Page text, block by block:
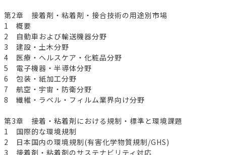
第2章 接着剤・粘着剤・接合技術の用途別市場
1 概要
2 自動車および輸送機器分野
3 建設・土木分野
4 医療・ヘルスケア・化粧品分野
5 電子機器・半導体分野
6 包装・紙加工分野
7 航空・宇宙・防衛分野
8 繊維・ラベル・フィルム業界向け分野
第3章 接着・粘着剤における規制・標準と環境課題
1 国際的な環境規制
2 日本国内の環境規制(有害化学物質規制/GHS)
3 接着剤・粘着剤のサステナビリティ対応